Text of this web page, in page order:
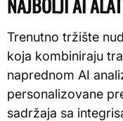
Trenutno tržište
koja kombiniraju
naprednom AI
personalizovane
sadržaja sa